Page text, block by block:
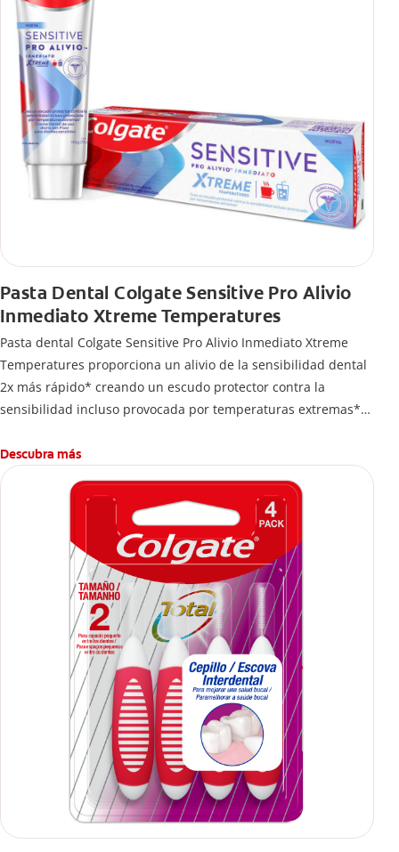
Pasta Dental Colgate Sensitive Pro Alivio
Inmediato Xtreme Temperatures
Pasta dental Colgate Sensitive Pro Alivio Inmediato Xtreme
Temperatures proporciona un alivio de la sensibilidad dental
2x más rápido* creando un escudo protector contra la
sensibilidad incluso provocada por temperaturas extremas**.
estudios clínicos publicados
**Con uso regularr
Descubra más